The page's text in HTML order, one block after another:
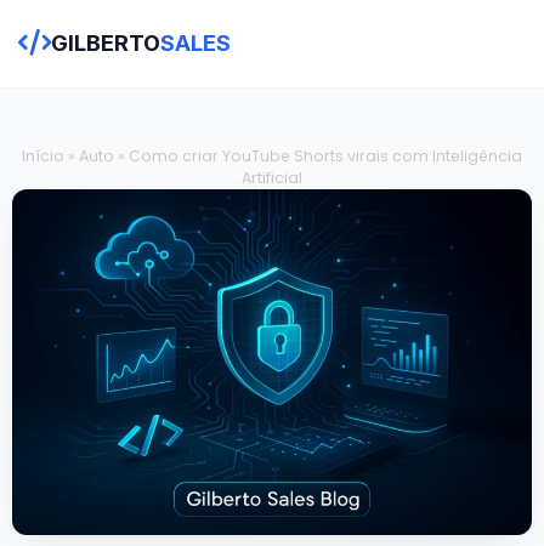
GILBERTOSALES
Início » Auto » Como criar YouTube Shorts virais com Inteligência
Artificial